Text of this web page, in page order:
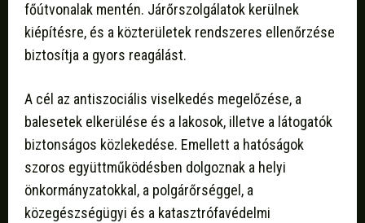
főútvonalak mentén. Járőrszolgálatok kerülnek
kiépítésre, és a közterületek rendszeres ellenőrzése
biztosítja a gyors reagálást.
A cél az antiszociális viselkedés megelőzése, a
balesetek elkerülése és a lakosok, illetve a látogatók
biztonságos közlekedése. Emellett a hatóságok
szoros együttműködésben dolgoznak a helyi
önkormányzatokkal, a polgárőrséggel, a
közegészségügyi és a katasztrófavédelmi